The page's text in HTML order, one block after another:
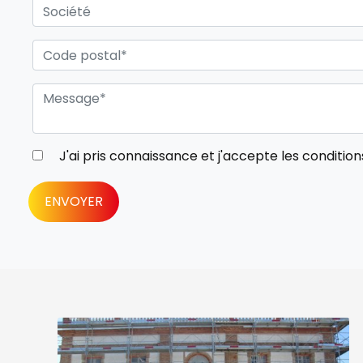
J'ai pris connaissance et j'accepte les
ENVOYER